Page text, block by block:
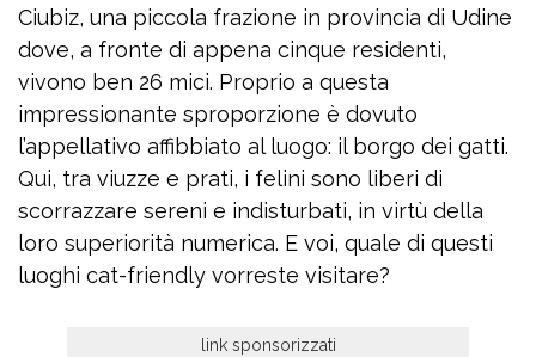
Ciubiz, una piccola frazione in provincia di Udine
dove, a fronte di appena cinque residenti,
vivono ben 26 mici. Proprio a questa
impressionante sproporzione è dovuto
l’appellativo affibbiato al luogo: il borgo dei gatti.
Qui, tra viuzze e prati, i felini sono liberi di
scorrazzare sereni e indisturbati, in virtù della
loro superiorità numerica. E voi, quale di questi
luoghi cat-friendly vorreste visitare?